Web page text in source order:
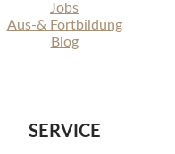
Jobs
Aus-& Fortbildung
Blog
SERVICE